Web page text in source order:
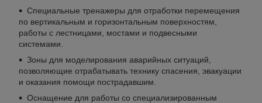
Специальные тренажеры для отработки перемещения
по вертикальным и горизонтальным поверхностям,
работы с лестницами, мостами и подвесными
системами.
Зоны для моделирования аварийных ситуаций,
позволяющие отрабатывать технику спасения, эвакуации
и оказания помощи пострадавшим.
Оснащение для работы со специализированным